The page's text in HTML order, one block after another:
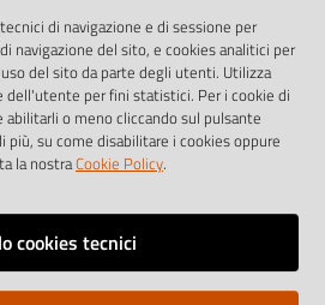
sono riutilizzabili solo alle condizioni
2003/98/CE e dal d.lgs.
di navigazione e di sessione per
navigazione del sito, e cookies analitici per
del sito da parte degli utenti. Utilizza
dell'utente per fini statistici. Per i cookie di
o meno cliccando sul pulsante
più, su come disabilitare i cookies oppure
la nostraCookie Policy.
cookies tecnici